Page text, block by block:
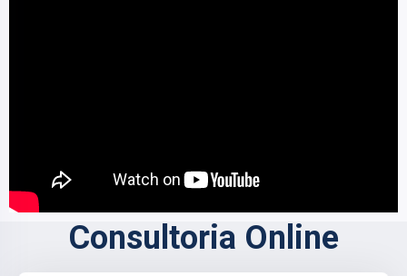
Consultoria Online